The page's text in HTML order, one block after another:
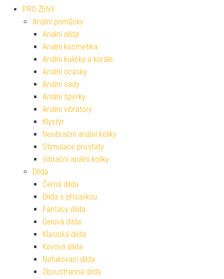
PRO ŽENY
Anální pomůcky
Anální dilda
Anální kosmetika
Anální kuličky a korále
Anální ocásky
Anální sady
Anální šperky
Anální vibrátory
Klystýr
Nevibrační anální kolíky
Stimulace prostaty
Vibrační anální kolíky
Dilda
Černá dilda
Dilda s přísavkou
Fantasy dilda
Gelová dilda
Klasická dilda
Kovová dilda
Nafukovací dilda
Oboustranná dilda